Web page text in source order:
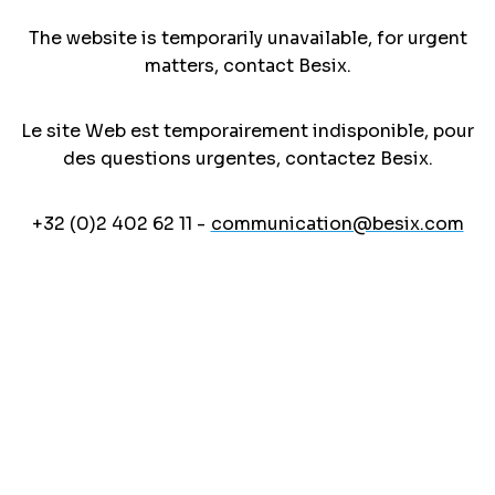
The website is temporarily unavailable, for urgent
matters, contact Besix.
Le site Web est temporairement indisponible, pour
des questions urgentes, contactez Besix.
+32 (0)2 402 62 11 - communication@besix.com